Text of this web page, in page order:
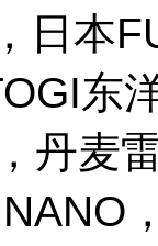
日本
东
丹麦